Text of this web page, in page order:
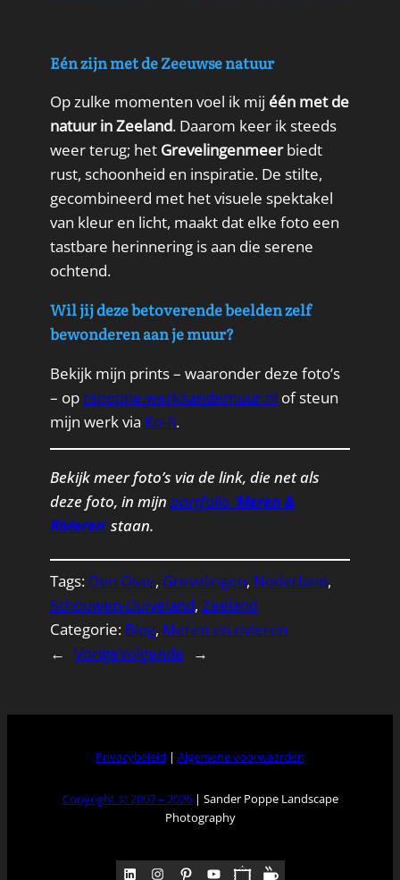
Eén zijn met de Zeeuwse natuur
Op zulke momenten voel ik mij één met de
natuur in Zeeland. Daarom keer ik steeds
weer terug; het Grevelingenmeerbiedt
rust, schoonheid en inspiratie. De stilte,
gecombineerd met het visuele spektakel
van kleur en licht, maakt dat elke foto een
tastbare herinnering is aan die serene
ochtend.
Wil jij deze betoverende beelden zelf
bewonderen aan je muur?
Bekijk mijn prints – waaronder deze foto’s
– op cspoppe.werkaandemuur.nl of steun
mijn werk via Ko-fi.
Bekijk meer foto’s via de link, die net als
deze foto, in mijn portfolio ‘Meren &
Rivieren‘staan.
Tags: Den Osse, Grevelingen, Nederland
Schouwen-Duiveland, Zeeland
Categorie: Blog, Meren en rivieren
← VorigeVolgende →
Privacybeleid | Algemene voorwaarden
Copyright © 2007 – 2026| Sander Poppe Landscape
Photography
LinkedIn Instagram Pinterest YouTube Pocket Medium